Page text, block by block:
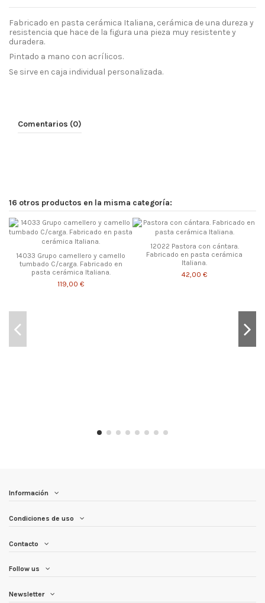
Fabricado en pasta cerámica Italiana, cerámica de una dureza y
resistencia que hace de la figura una pieza muy resistente y
duradera.
Pintado a mano con acrílicos.
Se sirve en caja individual personalizada.
Comentarios (0)
16 otros productos en la misma categoría:
14033 Grupo camellero y camello
tumbado C/carga. Fabricado en
pasta cerámica Italiana.
119,00 €
12022 Pastora con cántara.
Fabricado en pasta cerámica
Italiana.
42,00 €
Información
Condiciones de uso
Contacto
Follow us
Newsletter